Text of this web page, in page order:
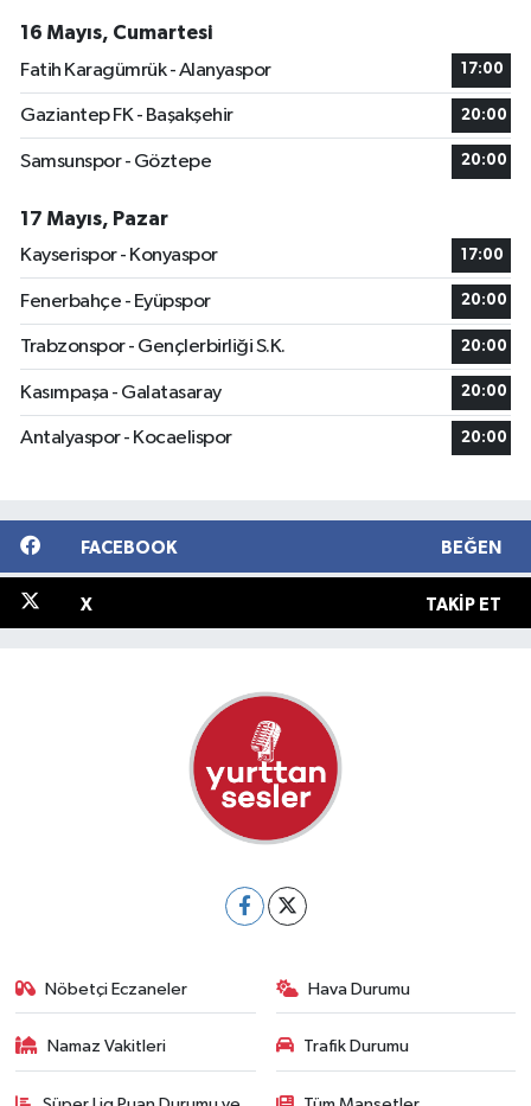
16 Mayıs, Cumartesi
Fatih Karagümrük - Alanyaspor
17:00
Gaziantep FK - Başakşehir 20:00
Samsunspor - Göztepe 20:00
17 Mayıs, Pazar
Kayserispor - Konyaspor
17:00
Fenerbahçe - Eyüpspor 20:00
Trabzonspor - Gençlerbirliği S.K. 20:00
Kasımpaşa - Galatasaray 20:00
Antalyaspor - Kocaelispor 20:00
FACEBOOK BEĞEN
X TAKIP ET
Nöbetçi Eczaneler Hava Durumu
Namaz Vakitleri Trafik Durumu